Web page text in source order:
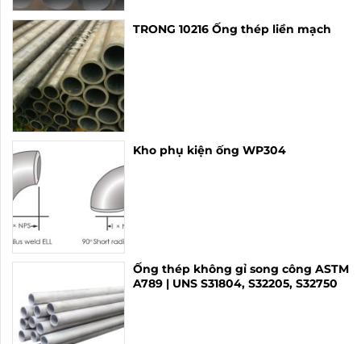
TRONG 10216 Ống thép liền mạch
Kho phụ kiện ống WP304
Ống thép không gỉ song công ASTM
A789 | UNS S31804, S32205, S32750